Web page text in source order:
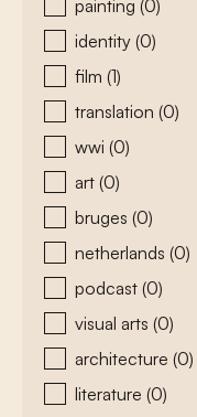
painting (0)
identity (0)
film (1)
translation (0)
wwi (0)
art (0)
bruges (0)
netherlands (0)
podcast (0)
visual arts (0)
architecture (0)
literature (0)